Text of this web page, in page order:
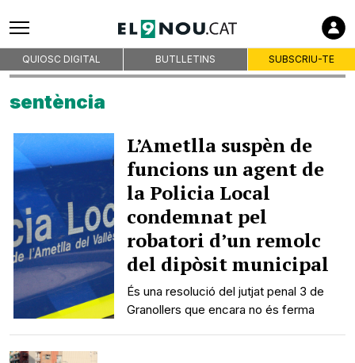
QUIOSC DIGITAL BUTLLETINS SUBSCRIU-TE
sentència
L’Ametlla suspèn de
funcions un agent de
la Policia Local
condemnat pel
robatori d’un remolc
del dipòsit municipal
És una resolució del jutjat penal 3 de
Granollers que encara no és ferma